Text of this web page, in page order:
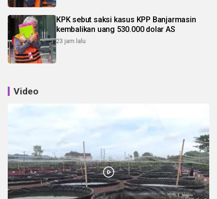
KPK sebut saksi kasus KPP Banjarmasin
kembalikan uang 530.000 dolar AS
23 jam lalu
Video